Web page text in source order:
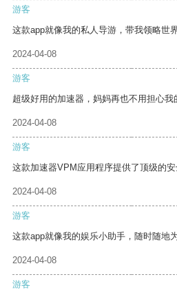
游客
这款app就像我的私人导游，带我领略世
2024-04-08
游客
超级好用的加速器，妈妈再也不用担心我
2024-04-08
游客
这款加速器VPM应用程序提供了顶级的安
2024-04-08
游客
这款app就像我的娱乐小助手，随时随地
2024-04-08
游客